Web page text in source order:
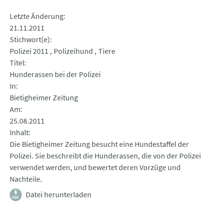
Letzte Änderung
21.11.2011
Stichwort(e)
Polizei 2011
Polizeihund Tiere
Titel
Hunderassen bei der Polizei
In
Bietigheimer Zeitung
Am
25.08.2011
Inhalt
Die Bietigheimer Zeitung besucht eine Hundestaffel der
Polizei. Sie beschreibt die Hunderassen, die von der Polizei
verwendet werden, und bewertet deren Vorzüge und
Nachteile.
Datei herunterladen